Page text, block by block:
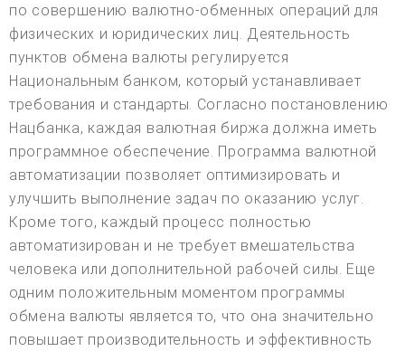
по совершению валютно-обменных операций для
физических и юридических лиц. Деятельность
пунктов обмена валюты регулируется
Национальным банком, который устанавливает
требования и стандарты. Согласно постановлению
Нацбанка, каждая валютная биржа должна иметь
программное обеспечение. Программа валютной
автоматизации позволяет оптимизировать и
улучшить выполнение задач по оказанию услуг.
Кроме того, каждый процесс полностью
автоматизирован и не требует вмешательства
человека или дополнительной рабочей силы. Еще
одним положительным моментом программы
обмена валюты является то, что она значительно
повышает производительность и эффективность